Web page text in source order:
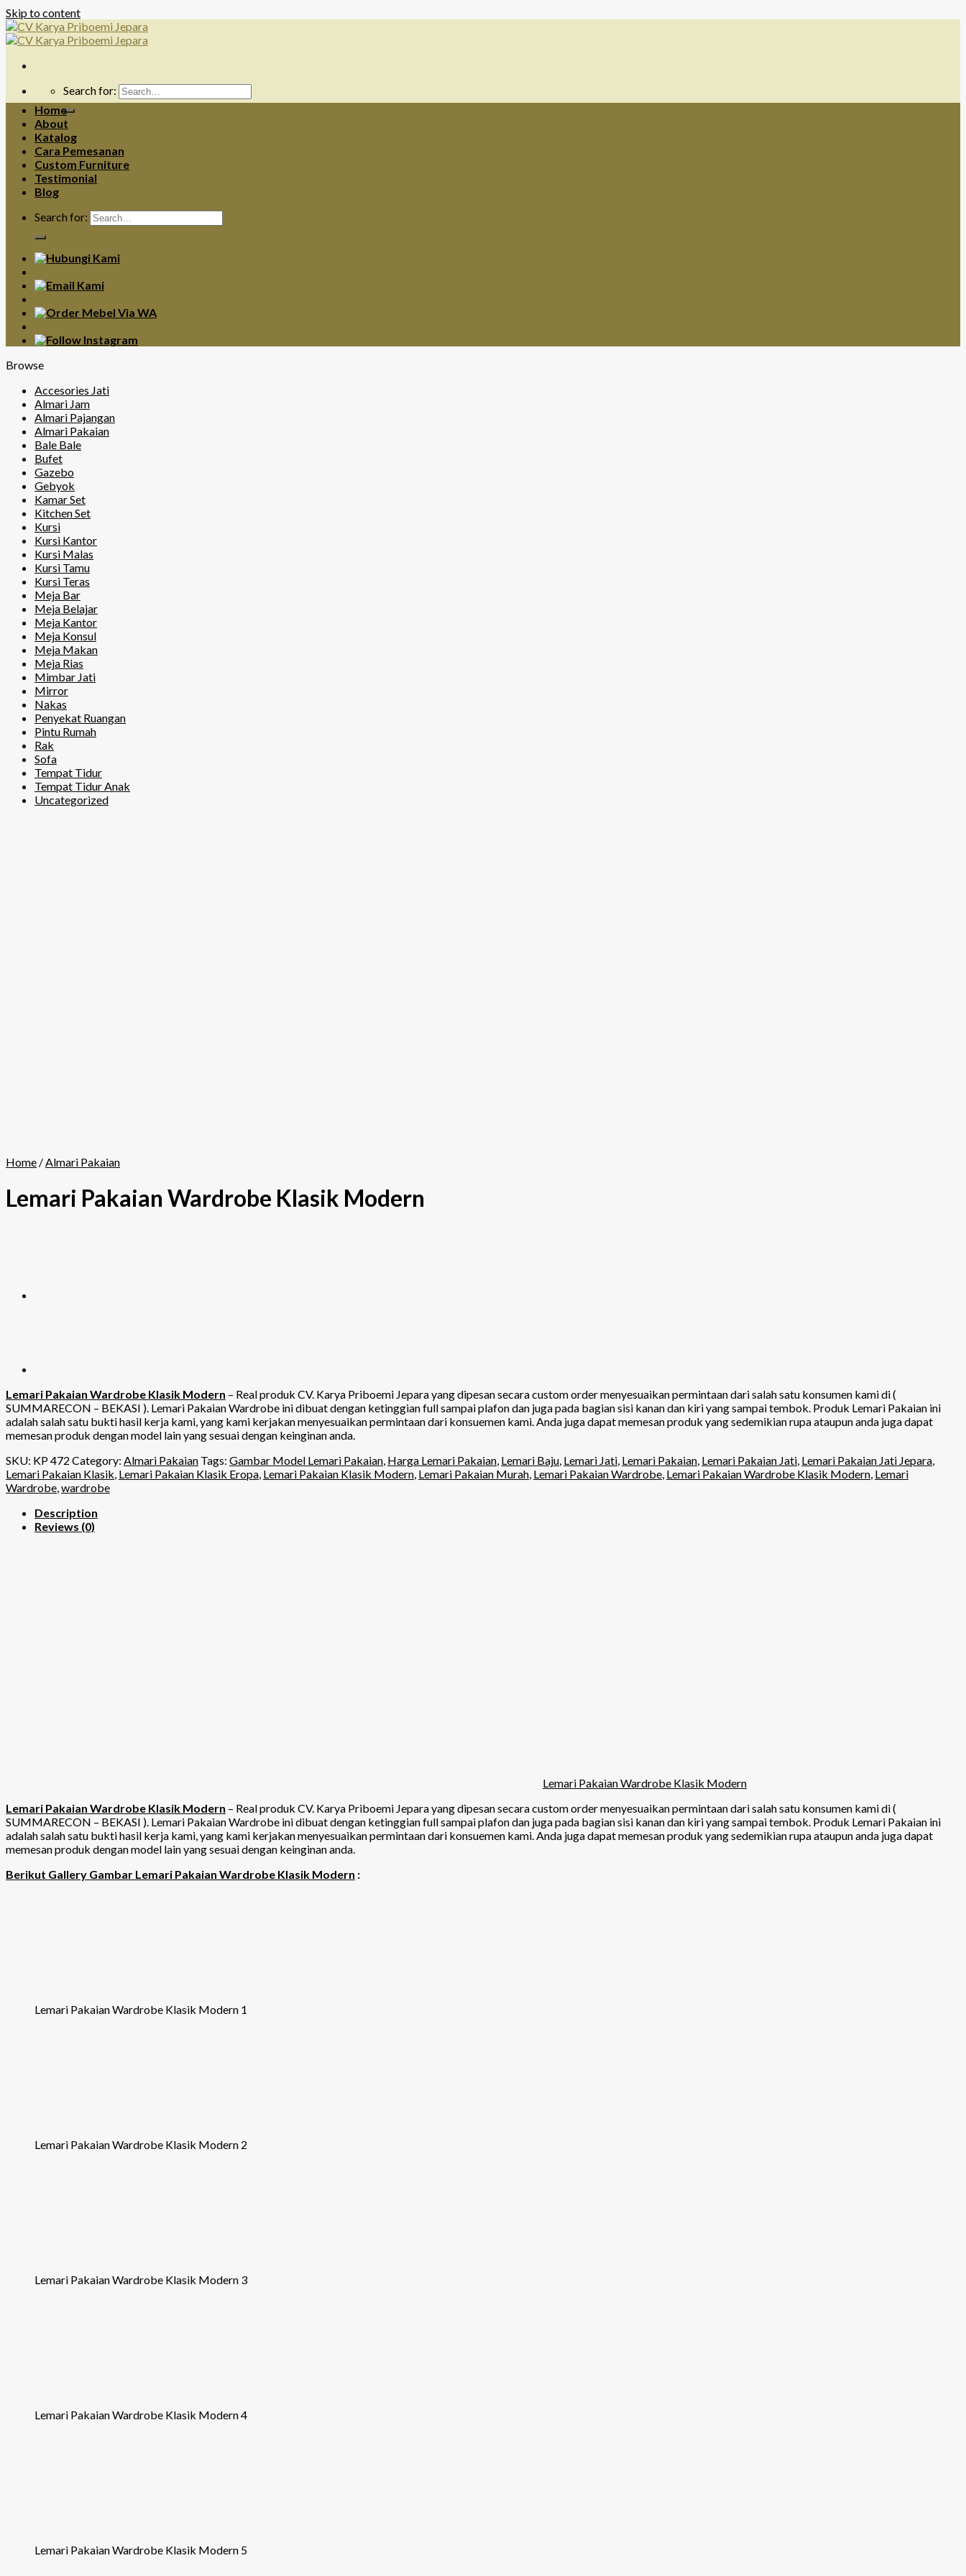
Skip to content
Search for:
Home
About
Katalog
Cara Pemesanan
Custom Furniture
Testimonial
Blog
Search for:
Browse
Accesories Jati
Almari Jam
Almari Pajangan
Almari Pakaian
Bale Bale
Bufet
Gazebo
Gebyok
Kamar Set
Kitchen Set
Kursi
Kursi Kantor
Kursi Malas
Kursi Tamu
Kursi Teras
Meja Bar
Meja Belajar
Meja Kantor
Meja Konsul
Meja Makan
Meja Rias
Mimbar Jati
Mirror
Nakas
Penyekat Ruangan
Pintu Rumah
Rak
Sofa
Tempat Tidur
Tempat Tidur Anak
Uncategorized
Home /Almari Pakaian
Lemari Pakaian Wardrobe Klasik Modern
Lemari Pakaian Wardrobe Klasik Modern – Real produk CV. Karya Priboemi Jepara yang dipesan secara custom order menyesuaikan permintaan dari salah satu konsumen kami di (
SUMMARECON – BEKASI ). Lemari Pakaian Wardrobe ini dibuat dengan ketinggian full sampai plafon dan juga pada bagian sisi kanan dan kiri yang sampai tembok. Produk Lemari Pakaian ini
adalah salah satu bukti hasil kerja kami, yang kami kerjakan menyesuaikan permintaan dari konsuemen kami. Anda juga dapat memesan produk yang sedemikian rupa ataupun anda juga dapat
memesan produk dengan model lain yang sesuai dengan keinginan anda.
SKU: KP 472 Category: Almari Pakaian Tags: Gambar Model Lemari Pakaian, Harga Lemari Pakaian, Lemari Baju, Lemari Jati, Lemari Pakaian, Lemari Pakaian Jati, Lemari Pakaian Jati Jepara,
Lemari Pakaian Klasik, Lemari Pakaian Klasik Eropa, Lemari Pakaian Klasik Modern, Lemari Pakaian Murah, Lemari Pakaian Wardrobe, Lemari Pakaian Wardrobe Klasik Modern, Lemari
Wardrobe,wardrobe
Description
Reviews (0)
Lemari Pakaian Wardrobe Klasik Modern
Lemari Pakaian Wardrobe Klasik Modern – Real produk CV. Karya Priboemi Jepara yang dipesan secara custom order menyesuaikan permintaan dari salah satu konsumen kami di (
SUMMARECON – BEKASI ). Lemari Pakaian Wardrobe ini dibuat dengan ketinggian full sampai plafon dan juga pada bagian sisi kanan dan kiri yang sampai tembok. Produk Lemari Pakaian ini
adalah salah satu bukti hasil kerja kami, yang kami kerjakan menyesuaikan permintaan dari konsuemen kami. Anda juga dapat memesan produk yang sedemikian rupa ataupun anda juga dapat
memesan produk dengan model lain yang sesuai dengan keinginan anda.
Berikut Gallery Gambar Lemari Pakaian Wardrobe Klasik Modern :
Lemari Pakaian Wardrobe Klasik Modern 1
Lemari Pakaian Wardrobe Klasik Modern 2
Lemari Pakaian Wardrobe Klasik Modern 3
Lemari Pakaian Wardrobe Klasik Modern 4
Lemari Pakaian Wardrobe Klasik Modern 5